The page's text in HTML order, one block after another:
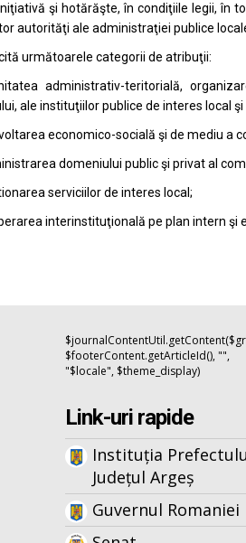
şi hotărăşte, în condiţiile legii, în
autorităţi ale administraţiei publice
următoarele categorii de atribuţii:
administrativ-teritorială,
ale instituţiilor publice de interes local
economico-socială şi de mediu a
domeniului public şi privat al
serviciilor de interes local;
interinstituţională pe plan intern şi
$footerContent.getArticleId(), "",
"$locale", $theme_display)
Link-uri rapide
Instituția
Județul Argeș
Guvernul Romaniei